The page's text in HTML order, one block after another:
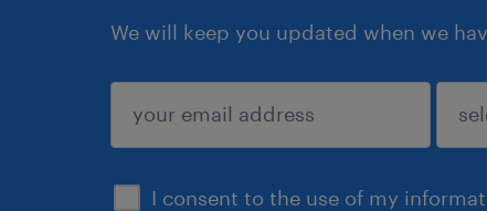
We will keep you updated when we
I consent to the use of my
submit